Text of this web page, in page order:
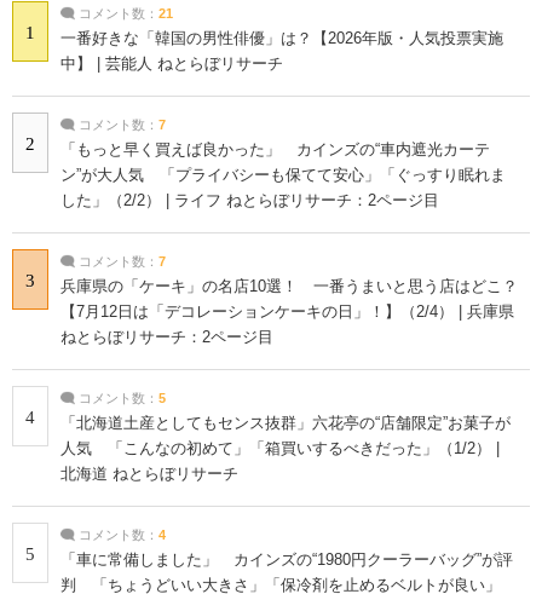
1
コメント数： 21
一番好きな「韓国の男性俳優」は？【2026年版・人気投票実施
中】 | 芸能人 ねとらぼリサーチ
2
コメント数： 7
「もっと早く買えば良かった」 カインズの“車内遮光カーテ
ン”が大人気 「プライバシーも保てて安心」「ぐっすり眠れま
した」（2/2） | ライフ ねとらぼリサーチ：2ページ目
3
コメント数： 7
兵庫県の「ケーキ」の名店10選！ 一番うまいと思う店はどこ？
【7月12日は「デコレーションケーキの日」！】（2/4） | 兵庫県
ねとらぼリサーチ：2ページ目
4
コメント数： 5
「北海道土産としてもセンス抜群」六花亭の“店舗限定”お菓子が
人気 「こんなの初めて」「箱買いするべきだった」（1/2） |
北海道 ねとらぼリサーチ
5
コメント数： 4
「車に常備しました」 カインズの“1980円クーラーバッグ”が評
判 「ちょうどいい大きさ」「保冷剤を止めるベルトが良い」